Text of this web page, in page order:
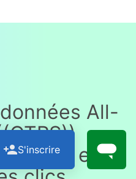
All-
Edition en
S'inscrire